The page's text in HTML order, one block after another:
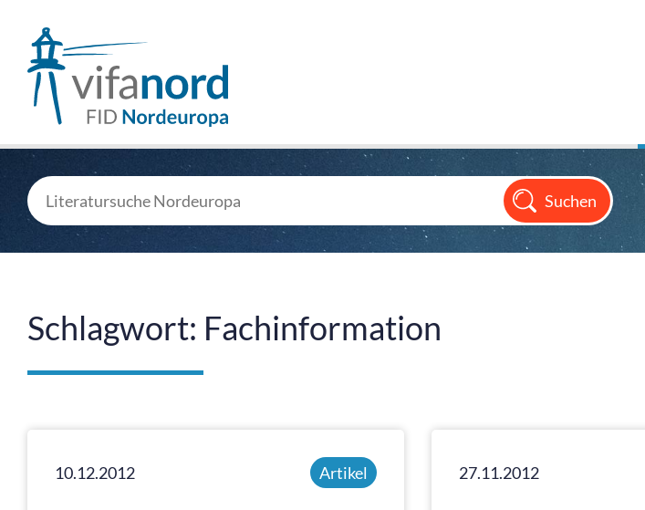
Schlagwort: Fachinformation
10.12.2012 Artikel 27.11.2012